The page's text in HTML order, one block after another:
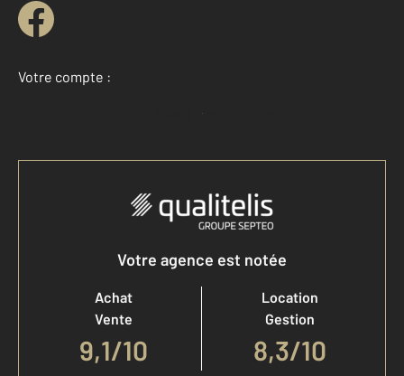
Votre compte :
Accéder à mon compte
Votre agence est notée
Achat
Vente
9,1/10
Location
Gestion
8,3/10